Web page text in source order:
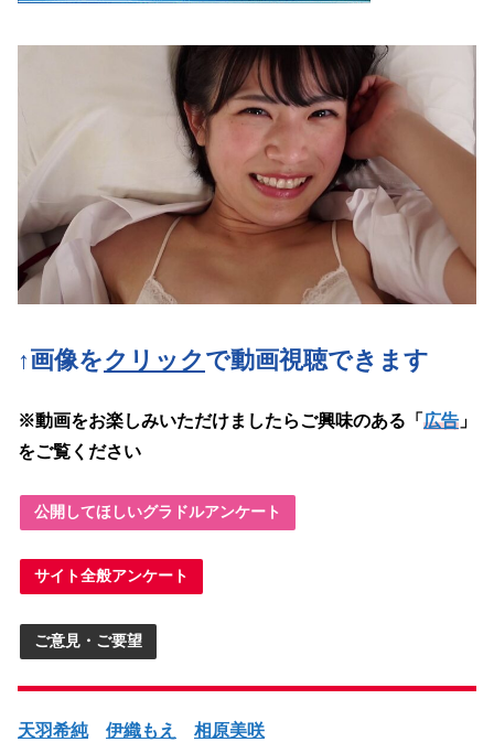
↑画像をクリック で動画視聴できます
※動画をお楽しみいただけましたらご興味のある「 広告 」
をご覧ください
公開してほしいグラドルアンケート
サイト全般アンケート
ご意見・ご要望
天羽希純 伊織もえ
相原美咲